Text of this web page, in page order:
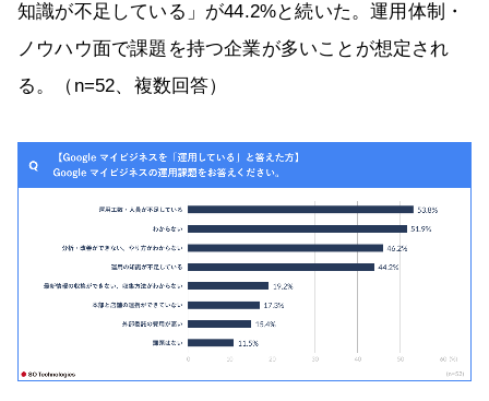
知識が不足している」が44.2%と続いた。運用体制・
ノウハウ面で課題を持つ企業が多いことが想定され
る。（n=52、複数回答）